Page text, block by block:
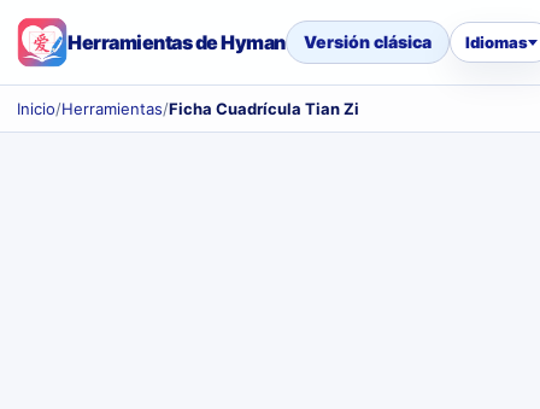
Herramientas de Hyman Versión clásica Idiomas
Inicio/Herramientas/Ficha Cuadrícula Tian Zi